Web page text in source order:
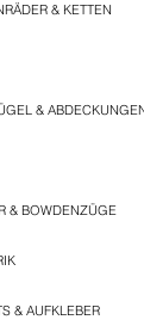
& KETTEN
& ABDECKUNGEN
& BOWDENZÜGE
& AUFKLEBER